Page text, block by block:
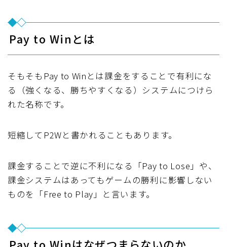
Pay to Winとは
そもそもPay to Winとは課金をすることで有利にな
る（強くなる、勝ちやすくなる）システムにつけら
れた名称です。
短縮してP2Wと書かれることもあります。
課金することで逆に不利になる「Pay to Lose」や、
課金システムはあってもゲームの勝利に影響しない
ものを「Free to Play」と言います。